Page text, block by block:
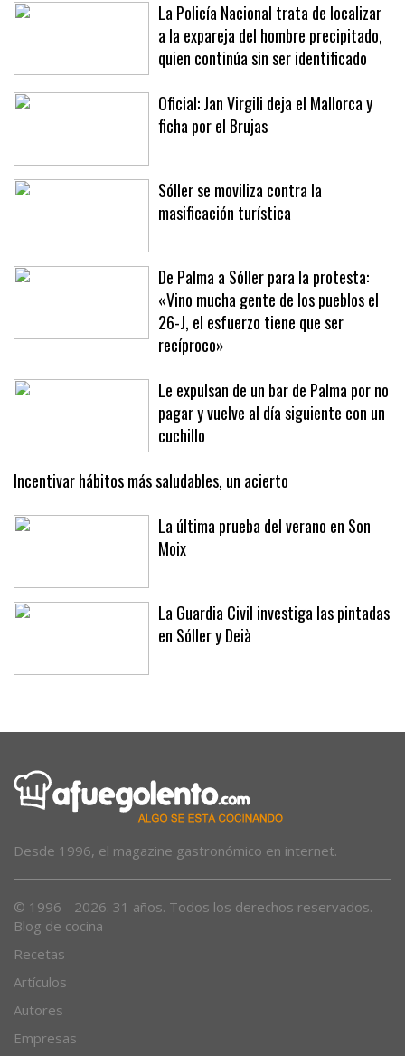
La Policía Nacional trata de localizar
a la expareja del hombre precipitado,
quien continúa sin ser identificado
Oficial: Jan Virgili deja el Mallorca y
ficha por el Brujas
Sóller se moviliza contra la
masificación turística
De Palma a Sóller para la protesta:
«Vino mucha gente de los pueblos el
26-J, el esfuerzo tiene que ser
recíproco»
Le expulsan de un bar de Palma por no
pagar y vuelve al día siguiente con un
cuchillo
Incentivar hábitos más saludables, un acierto
La última prueba del verano en Son
Moix
La Guardia Civil investiga las pintadas
en Sóller y Deià
Desde 1996, el magazine gastronómico en internet.
© 1996 - 2026. 31 años. Todos los derechos reservados.
Blog de cocina
Recetas
Artículos
Autores
Empresas